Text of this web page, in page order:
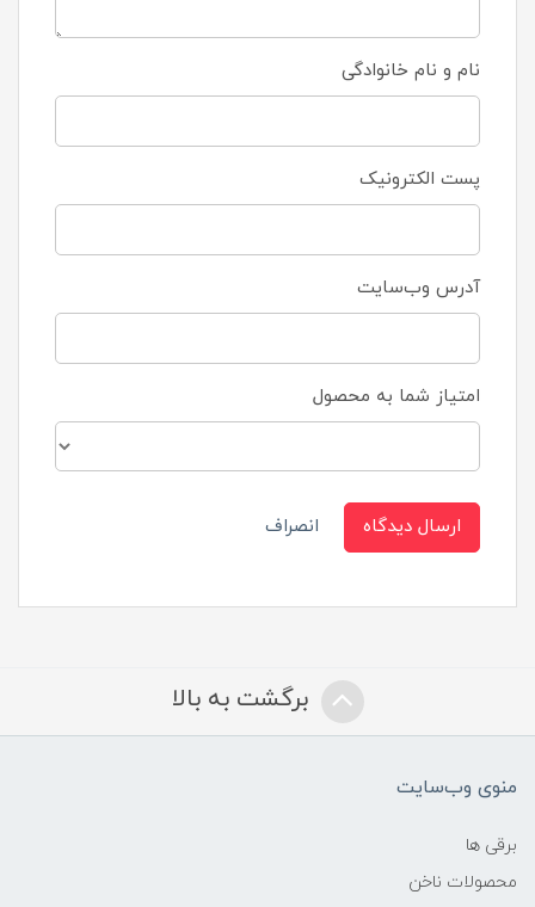
نام و نام خانوادگی
پست الکترونیک
آدرس وب‌سایت
امتیاز شما به محصول
ارسال دیدگاه انصراف
برگشت به بالا
منوی وب‌سایت
برقی ها
محصولات ناخن